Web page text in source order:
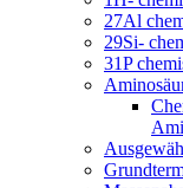
27Al
29Si-
31P